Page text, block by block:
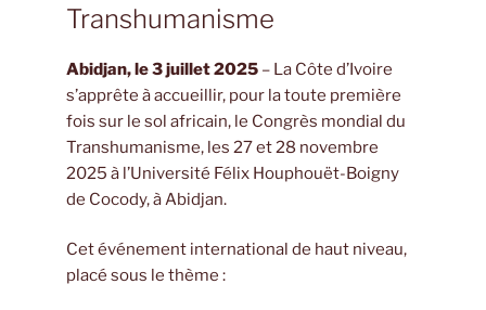
Transhumanisme
Abidjan, le 3 juillet 2025 – La Côte d’Ivoire
s’apprête à accueillir, pour la toute première
fois sur le sol africain, le Congrès mondial du
Transhumanisme, les 27 et 28 novembre
2025 à l’Université Félix Houphouët-Boigny
de Cocody, à Abidjan.
Cet événement international de haut niveau,
placé sous le thème :